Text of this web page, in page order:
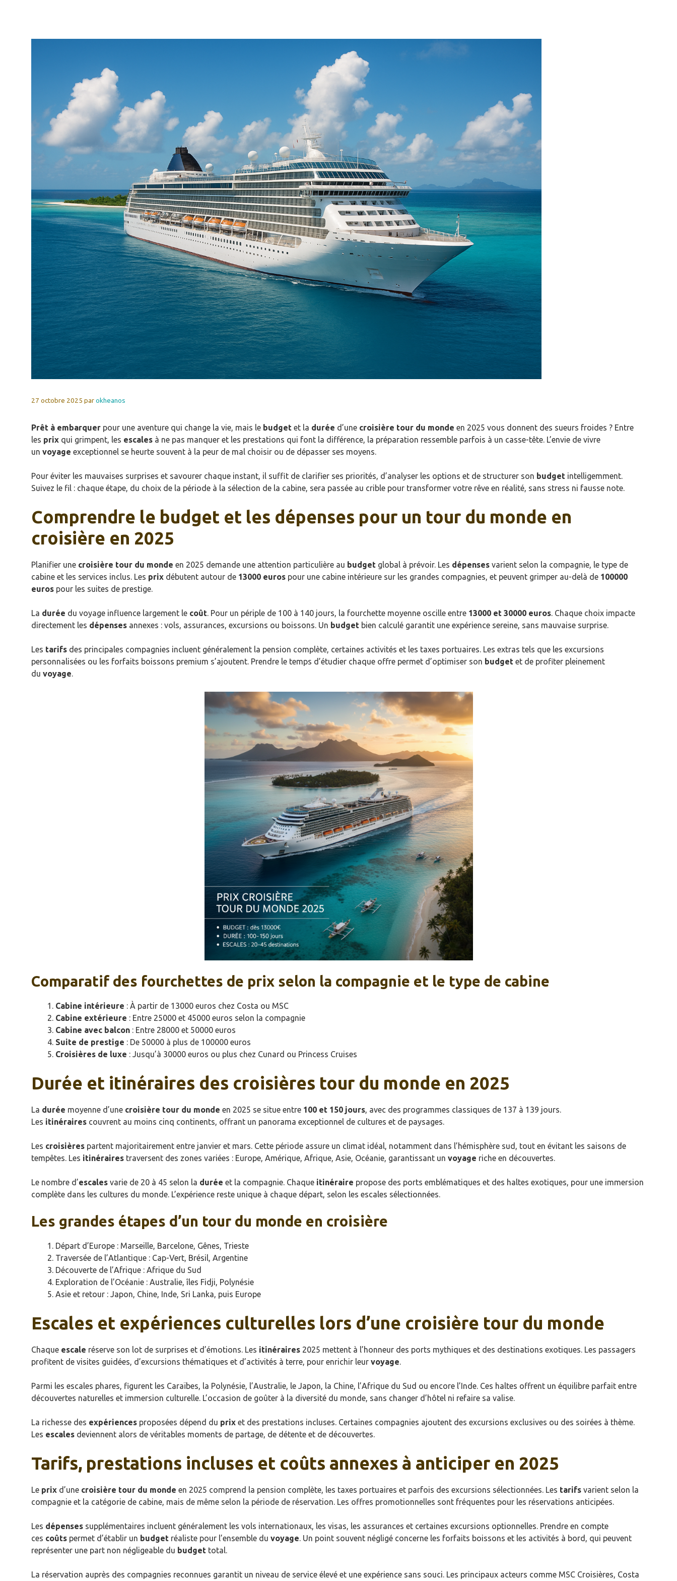
27 octobre 2025 parokheanos
Prêt à embarquer pour une aventure qui change la vie, mais le budget et la durée d’une croisière tour du monde en 2025 vous donnent des sueurs froides ? Entre
les prix qui grimpent, les escales à ne pas manquer et les prestations qui font la différence, la préparation ressemble parfois à un casse-tête. L’envie de vivre
un voyage exceptionnel se heurte souvent à la peur de mal choisir ou de dépasser ses moyens.
Pour éviter les mauvaises surprises et savourer chaque instant, il suffit de clarifier ses priorités, d’analyser les options et de structurer son budget intelligemment.
Suivez le fil : chaque étape, du choix de la période à la sélection de la cabine, sera passée au crible pour transformer votre rêve en réalité, sans stress ni fausse note.
Comprendre le budget et les dépenses pour un tour du monde en
croisière en 2025
Planifier une croisière tour du monde en 2025 demande une attention particulière au budget global à prévoir. Les dépenses varient selon la compagnie, le type de
cabine et les services inclus. Les prix débutent autour de 13000 euros pour une cabine intérieure sur les grandes compagnies, et peuvent grimper au-delà de 100000
euros pour les suites de prestige.
La durée du voyage influence largement le coût. Pour un périple de 100 à 140 jours, la fourchette moyenne oscille entre 13000 et 30000 euros. Chaque choix impacte
directement les dépenses annexes : vols, assurances, excursions ou boissons. Un budget bien calculé garantit une expérience sereine, sans mauvaise surprise.
Les tarifs des principales compagnies incluent généralement la pension complète, certaines activités et les taxes portuaires. Les extras tels que les excursions
personnalisées ou les forfaits boissons premium s’ajoutent. Prendre le temps d’étudier chaque offre permet d’optimiser son budget et de profiter pleinement
du voyage.
Comparatif des fourchettes de prix selon la compagnie et le type de cabine
Cabine intérieure : À partir de 13000 euros chez Costa ou MSC
Cabine extérieure : Entre 25000 et 45000 euros selon la compagnie
Cabine avec balcon : Entre 28000 et 50000 euros
Suite de prestige : De 50000 à plus de 100000 euros
Croisières de luxe : Jusqu’à 30000 euros ou plus chez Cunard ou Princess Cruises
Durée et itinéraires des croisières tour du monde en 2025
La durée moyenne d’une croisière tour du monde en 2025 se situe entre 100 et 150 jours, avec des programmes classiques de 137 à 139 jours.
Les itinéraires couvrent au moins cinq continents, offrant un panorama exceptionnel de cultures et de paysages.
Les croisières partent majoritairement entre janvier et mars. Cette période assure un climat idéal, notamment dans l’hémisphère sud, tout en évitant les saisons de
tempêtes. Les itinéraires traversent des zones variées : Europe, Amérique, Afrique, Asie, Océanie, garantissant un voyage riche en découvertes.
Le nombre d’escales varie de 20 à 45 selon la durée et la compagnie. Chaque itinéraire propose des ports emblématiques et des haltes exotiques, pour une immersion
complète dans les cultures du monde. L’expérience reste unique à chaque départ, selon les escales sélectionnées.
Les grandes étapes d’un tour du monde en croisière
Départ d’Europe : Marseille, Barcelone, Gênes, Trieste
Traversée de l’Atlantique : Cap-Vert, Brésil, Argentine
Découverte de l’Afrique : Afrique du Sud
Exploration de l’Océanie : Australie, îles Fidji, Polynésie
Asie et retour : Japon, Chine, Inde, Sri Lanka, puis Europe
Escales et expériences culturelles lors d’une croisière tour du monde
Chaque escale réserve son lot de surprises et d’émotions. Les itinéraires 2025 mettent à l’honneur des ports mythiques et des destinations exotiques. Les passagers
profitent de visites guidées, d’excursions thématiques et d’activités à terre, pour enrichir leur voyage.
Parmi les escales phares, figurent les Caraïbes, la Polynésie, l’Australie, le Japon, la Chine, l’Afrique du Sud ou encore l’Inde. Ces haltes offrent un équilibre parfait entre
découvertes naturelles et immersion culturelle. L’occasion de goûter à la diversité du monde, sans changer d’hôtel ni refaire sa valise.
La richesse des expériences proposées dépend du prix et des prestations incluses. Certaines compagnies ajoutent des excursions exclusives ou des soirées à thème.
Les escales deviennent alors de véritables moments de partage, de détente et de découvertes.
Tarifs, prestations incluses et coûts annexes à anticiper en 2025
Le prix d’une croisière tour du monde en 2025 comprend la pension complète, les taxes portuaires et parfois des excursions sélectionnées. Les tarifs varient selon la
compagnie et la catégorie de cabine, mais de même selon la période de réservation. Les offres promotionnelles sont fréquentes pour les réservations anticipées.
Les dépenses supplémentaires incluent généralement les vols internationaux, les visas, les assurances et certaines excursions optionnelles. Prendre en compte
ces coûts permet d’établir un budget réaliste pour l’ensemble du voyage. Un point souvent négligé concerne les forfaits boissons et les activités à bord, qui peuvent
représenter une part non négligeable du budget total.
La réservation auprès des compagnies reconnues garantit un niveau de service élevé et une expérience sans souci. Les principaux acteurs comme MSC Croisières, Costa